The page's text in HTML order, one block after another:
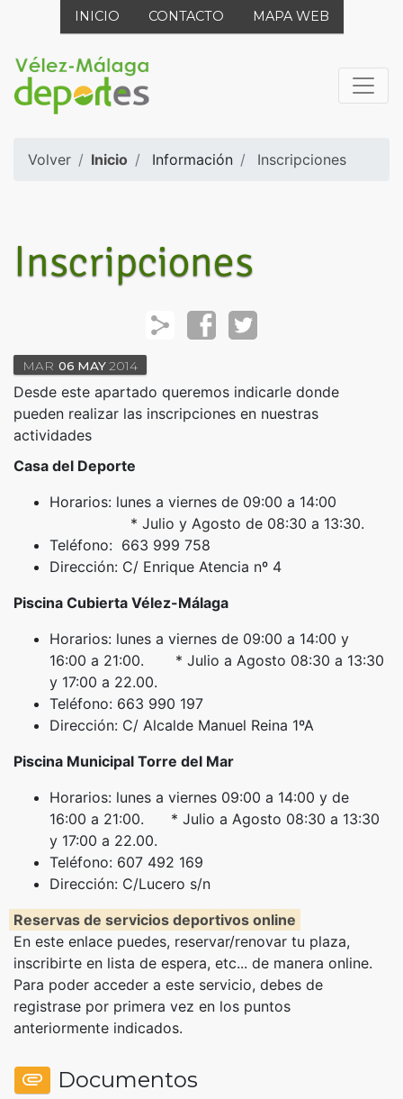
INICIO CONTACTO MAPA WEB
Volver Inicio Información Inscripciones
Inscripciones
MAR 06 MAY2014
Desde este apartado queremos indicarle donde
pueden realizar las inscripciones en nuestras
actividades
Casa del Deporte
Horarios: lunes a viernes de 09:00 a 14:00
* Julio y Agosto de 08:30 a 13:30.
Teléfono: 663 999 758
Dirección: C/ Enrique Atencia nº 4
Piscina Cubierta Vélez-Málaga
Horarios: lunes a viernes de 09:00 a 14:00 y
16:00 a 21:00. * Julio a Agosto 08:30 a 13:30
y 17:00 a 22.00.
Teléfono: 663 990 197
Dirección: C/ Alcalde Manuel Reina 1ºA
Piscina Municipal Torre del Mar
Horarios: lunes a viernes 09:00 a 14:00 y de
16:00 a 21:00. * Julio a Agosto 08:30 a 13:30
y 17:00 a 22.00.
Teléfono: 607 492 169
Dirección: C/Lucero s/n
Reservas de servicios deportivos online
En este enlace puedes, reservar/renovar tu plaza,
inscribirte en lista de espera, etc... de manera online.
Para poder acceder a este servicio, debes de
registrase por primera vez en los puntos
anteriormente indicados.
Documentos